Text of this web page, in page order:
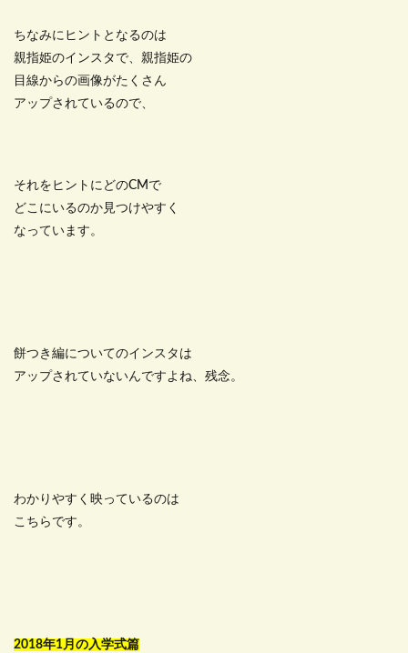
ちなみにヒントとなるのは
親指姫のインスタで、親指姫の
目線からの画像がたくさん
アップされているので、
それをヒントにどのCMで
どこにいるのか見つけやすく
なっています。
餅つき編についてのインスタは
アップされていないんですよね、残念。
わかりやすく映っているのは
こちらです。
2018年1月の入学式篇